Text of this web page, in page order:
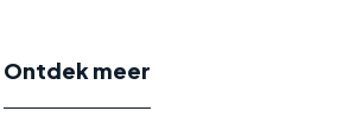
Ontdek meer